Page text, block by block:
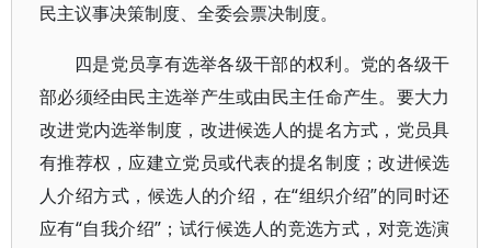
民主议事决策制度、全委会票决制度。
四是党员享有选举各级干部的权利。党的各级干
部必须经由民主选举产生或由民主任命产生。要大力
改进党内选举制度，改进候选人的提名方式，党员具
有推荐权，应建立党员或代表的提名制度；改进候选
人介绍方式，候选人的介绍，在“组织介绍”的同时还
应有“自我介绍”；试行候选人的竞选方式，对竞选演